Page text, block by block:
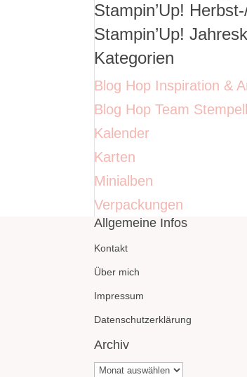
nach:
Stampin’Up!
Stampin’Up!
Kategorien
Blog Hop Inspiration &
Blog Hop Team
Kalender
Karten
Minialben
Verpackungen
Allgemeine Infos
Kontakt
Über mich
Impressum
Datenschutzerklärung
Archiv
Archiv